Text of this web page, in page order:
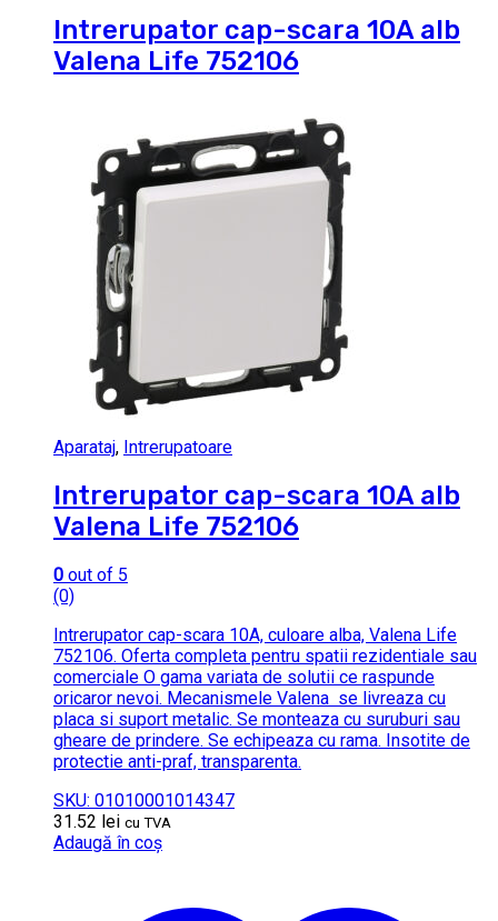
Intrerupator cap-scara 10A alb
Valena Life 752106
Aparataj, Intrerupatoare
Intrerupator cap-scara 10A alb
Valena Life 752106
0 out of 5
(0)
Intrerupator cap-scara 10A, culoare alba, Valena Life
752106. Oferta completa pentru spatii rezidentiale sau
comerciale O gama variata de solutii ce raspunde
oricaror nevoi. Mecanismele Valena se livreaza cu
placa si suport metalic. Se monteaza cu suruburi sau
gheare de prindere. Se echipeaza cu rama. Insotite de
protectie anti-praf, transparenta.
SKU: 01010001014347
31.52 lei cu TVA
Adaugă în coș